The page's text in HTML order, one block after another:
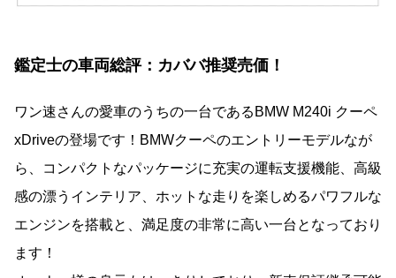
鑑定士の車両総評：カババ推奨売価！
ワン速さんの愛車のうちの一台であるBMW M240i クーペ
xDriveの登場です！BMWクーペのエントリーモデルなが
ら、コンパクトなパッケージに充実の運転支援機能、高級
感の漂うインテリア、ホットな走りを楽しめるパワフルな
エンジンを搭載と、満足度の非常に高い一台となっており
ます！